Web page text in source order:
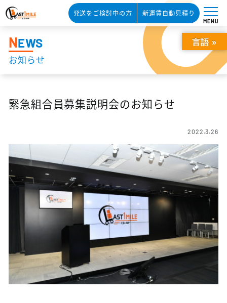
発送をご検討中の方 新運賃自動見積り
MENU
NEWS
お知らせ
緊急組合員募集説明会のお知らせ
2022.3.26
言語 »